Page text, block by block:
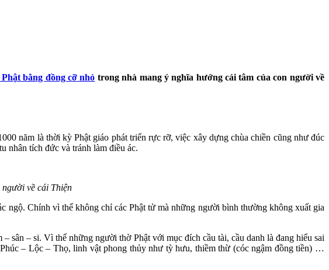
bằng đồng cỡ nhỏ trong nhà mang ý nghĩa hướng cái tâm của con người về
năm là thời kỳ Phật giáo phát triển rực rỡ, việc xây dựng chùa chiền cũng như đúc
nhân tích đức và tránh làm điều ác.
về cái Thiện
ngộ. Chính vì thế không chỉ các Phật tử mà những người bình thường không xuất gia
sân – si. Vì thế những người thờ Phật với mục đích cầu tài, cầu danh là đang hiểu sai
– Lộc – Thọ, linh vật phong thủy như tỳ hưu, thiềm thừ (cóc ngậm đồng tiền) …